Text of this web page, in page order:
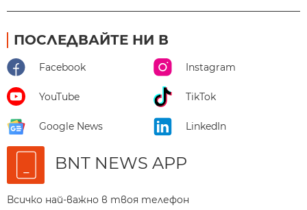
ПОСЛЕДВАЙТЕ НИ В
Facebook Instagram
YouTube TikTok
Google News LinkedIn
BNT NEWS APP
Всичко най-важно в твоя телефон